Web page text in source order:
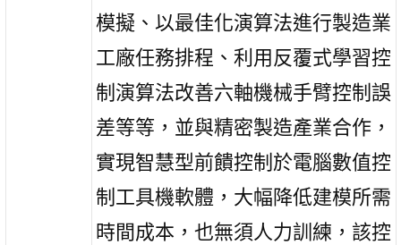
模擬、以最佳化演算法進行製造業
工廠任務排程、利用反覆式學習控
制演算法改善六軸機械手臂控制誤
差等等，並與精密製造產業合作，
實現智慧型前饋控制於電腦數值控
制工具機軟體，大幅降低建模所需
時間成本，也無須人力訓練，該控